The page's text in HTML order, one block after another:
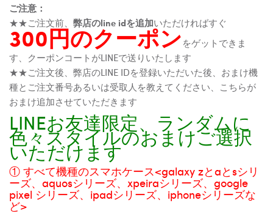
ご注意：
★★ご注文前、 弊店のline idを追加いただければすぐ
300円のクーポンをゲットできま
す、クーポンコートがLINEで送りいたします
★★ご注文後、弊店のLINE IDを登録いただいた後、おまけ機
種とご注文番号あるいは受取人を教えてください、こちらが
おまけ追加させていただきます
LINEお友達限定、ランダムに
色々スタイルのおまけご選択
いただけます
① すべて機種のスマホケース<galaxy zとaとsシリ
ーズ、aquosシリーズ、xpeiraシリーズ、google
pixel シリーズ、ipadシリーズ、iphoneシリーズな
ど>